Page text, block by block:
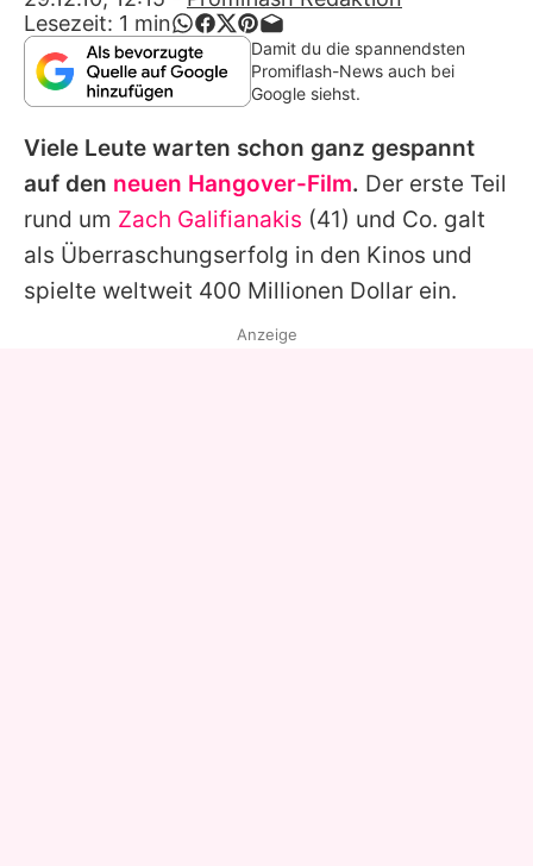
App runterladen
Team
Redaktionelle Richtlinien
Impressum
Nutzungsbedingungen
Utiq verwalten
Lesezeit: 1 min
Damit du die spannendsten
Promiflash-News auch bei
Google siehst.
Viele Leute warten schon ganz gespannt
auf den neuen Hangover-Film. Der erste Teil
rund um Zach Galifianakis (41) und Co. galt
als Überraschungserfolg in den Kinos und
spielte weltweit 400 Millionen Dollar ein.
Anzeige